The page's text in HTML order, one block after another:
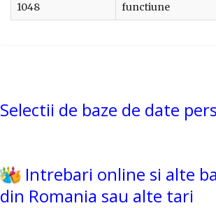
1048 functiune
Selectii de baze de date
Intrebari online si alte
din Romania sau alte tari